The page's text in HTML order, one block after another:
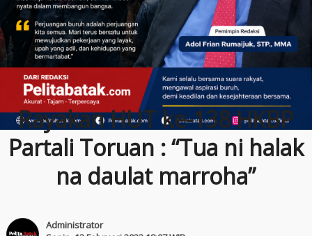
Rayakan HUT ke-138 HKBP
Partali Toruan : “Tua ni halak
na daulat marroha”
Administrator